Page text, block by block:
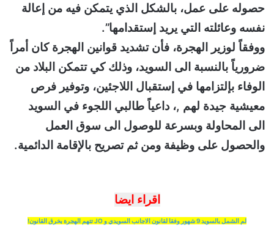
حصوله على عمل، بالشكل الذي يتمكن فيه من إعالة
نفسه وعائلته التي يريد إستقدامها”.
ووفقاً لوزير الهجرة، فأن تشديد قوانين الهجرة كان أمراً
ضرورياً بالنسبة الى السويد، وذلك كي تتمكن البلاد من
الوفاء بإلتزامها في إستقبال اللاجئين، وتوفير فرص
معيشية جيدة لهم ,، داعياً طالبي اللجوء في السويد
الى المحاولة وبسرعة للوصول الى سوق العمل
والحصول على وظيفة ومن ثم تصريح بالإقامة الدائمية.
اقراء ايضا
لم الشمل بالسويد 9 شهور وفقا لقانون الاجانب السويدي و JO تتهم الهجرة بخرق القانون!